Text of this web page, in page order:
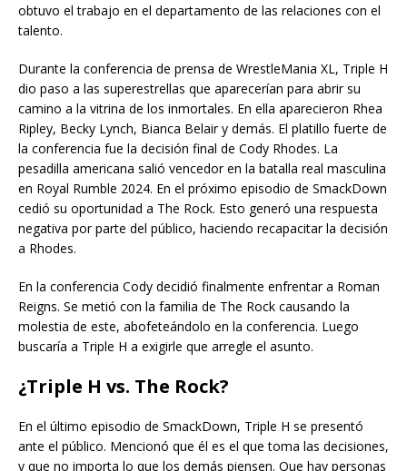
obtuvo el trabajo en el departamento de las relaciones con el
talento.
Durante la conferencia de prensa de WrestleMania XL, Triple H
dio paso a las superestrellas que aparecerían para abrir su
camino a la vitrina de los inmortales. En ella aparecieron Rhea
Ripley, Becky Lynch, Bianca Belair y demás. El platillo fuerte de
la conferencia fue la decisión final de Cody Rhodes. La
pesadilla americana salió vencedor en la batalla real masculina
en Royal Rumble 2024. En el próximo episodio de SmackDown
cedió su oportunidad a The Rock. Esto generó una respuesta
negativa por parte del público, haciendo recapacitar la decisión
a Rhodes.
En la conferencia Cody decidió finalmente enfrentar a Roman
Reigns. Se metió con la familia de The Rock causando la
molestia de este, abofeteándolo en la conferencia. Luego
buscaría a Triple H a exigirle que arregle el asunto.
¿Triple H vs. The Rock?
En el último episodio de SmackDown, Triple H se presentó
ante el público. Mencionó que él es el que toma las decisiones,
y que no importa lo que los demás piensen. Que hay personas